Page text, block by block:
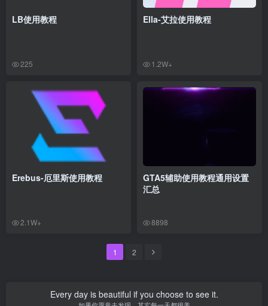
LB使用教程
225
Ella-艾拉使用教程
1.2W+
Erebus-厄里斯使用教程
2.1W+
GTA5辅助使用教程通用设置
汇总
8898
1 2
Every day is beautiful if you choose to see it.